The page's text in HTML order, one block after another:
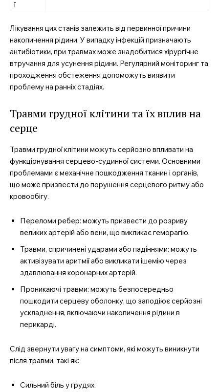
ї
Лікування цих станів залежить від первинної причини
накопичення рідини. У випадку інфекцій призначають
антибіотики, при травмах може знадобитися хірургічне
втручання для усунення рідини. Регулярний моніторинг та
проходження обстеження допоможуть виявити
проблему на ранніх стадіях.
Травми грудної клітини та їх вплив на
серце
Травми грудної клітини можуть серйозно впливати на
функціонування серцево-судинної системи. Основними
проблемами є механічне пошкодження тканин і органів,
що може призвести до порушення серцевого ритму або
кровообігу.
Переломи ребер: можуть призвести до розриву
великих артерій або вени, що викликає геморагію.
Травми, спричинені ударами або падіннями: можуть
активізувати аритмії або викликати ішемію через
здавлювання коронарних артерій.
Проникаючі травми: можуть безпосередньо
пошкодити серцеву оболонку, що заподіює серйозні
ускладнення, включаючи накопичення рідини в
перикарді.
Слід звернути увагу на симптоми, які можуть виникнути
після травми, такі як:
Сильний біль у грудях.